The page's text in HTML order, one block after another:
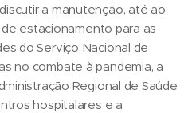
a manutenção, até ao
estacionamento para as
do Serviço Nacional de
no combate à pandemia, a
Regional de Saúde
hospitalares e a